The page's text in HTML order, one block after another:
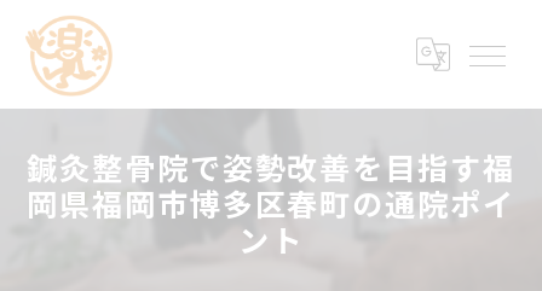
鍼灸整骨院で姿勢改善を目指す福
岡県福岡市博多区春町の通院ポイ
ント